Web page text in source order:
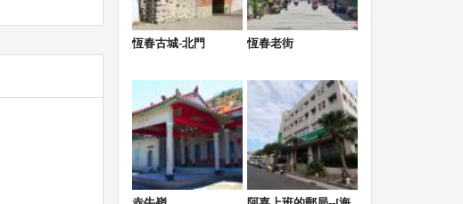
匯款帳號
恆春古城-北門 恆春老街